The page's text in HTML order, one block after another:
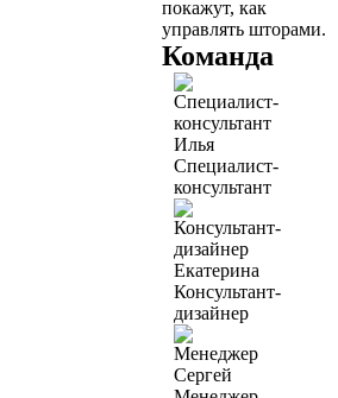
покажут, как
управлять шторами.
Команда
Илья
Специалист-
консультант
Екатерина
Консультант-
дизайнер
Сергей